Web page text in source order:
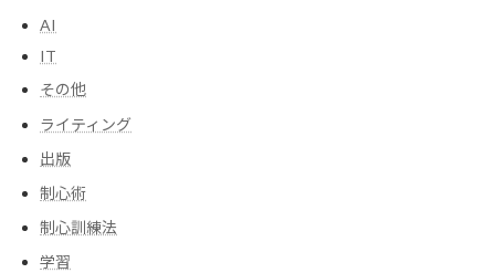
AI
IT
その他
ライティング
出版
制心術
制心訓練法
学習